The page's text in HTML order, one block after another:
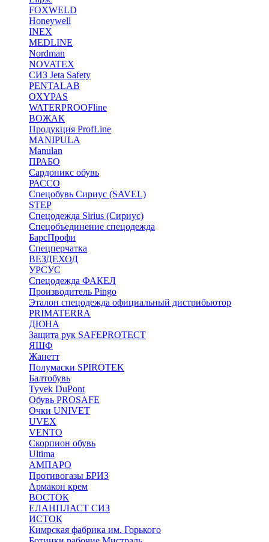
FOXWELD
Honeywell
INEX
MEDLINE
Nordman
NOVATEX
СИЗ Jeta Safety
PENTALAB
OXYPAS
WATERPROOFline
ВОЖАК
Продукция ProfLine
MANIPULA
Manulan
ПРАБО
Сардоникс обувь
РАССО
Спецобувь Сириус (SAVEL)
STEP
Спецодежда Sirius (Сириус)
Спецобъединение спецодежда
БарсПрофи
Спецперчатка
ВЕЗДЕХОД
УРСУС
Спецодежда ФАКЕЛ
Производитель Pingo
Эталон спецодежда официальный дистрибьютор
PRIMATERRA
ДЮНА
Защита рук SAFEPROTECT
ЯШФ
Жанетт
Полумаски SPIROTEK
Балтобувь
Tyvek DuPont
Обувь PROSAFE
Очки UNIVET
UVEX
VENTO
Скорпион обувь
Ultima
АМПАРО
Противогазы БРИЗ
Армакон крем
ВОСТОК
ЕЛАНПЛАСТ СИЗ
ИСТОК
Кимрская фабрика им. Горького